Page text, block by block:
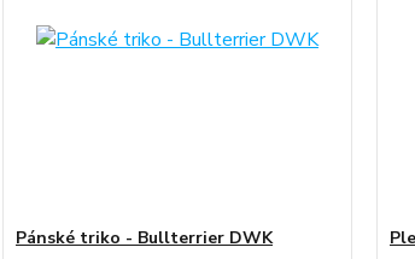
Pánské triko - Bullterrier DWK